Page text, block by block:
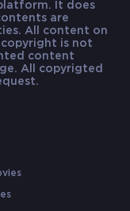
It does
are
All content on
is not
content
All copyrigted